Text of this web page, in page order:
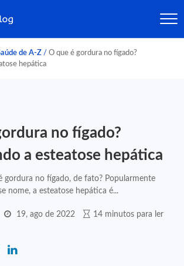
de A-Z / O que é gordura no fígado?
hepática
no fígado?
a esteatose hepática
gordura no fígado, de fato? Popularmente
nome, a esteatose hepática é...
19, ago de 2022 14 minutos para ler